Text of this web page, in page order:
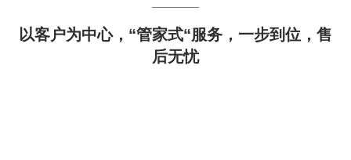
以客户为中心，“管家式“服务，一步到位，售
后无忧